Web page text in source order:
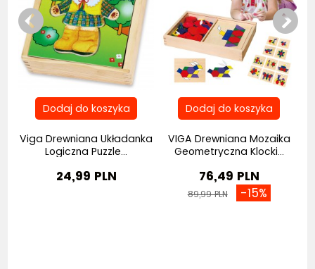
Viga Drewniana Układanka
Logiczna Puzzle...
24,99 PLN
VIGA Drewniana Mozaika
Geometryczna Klocki...
76,49 PLN
89,99 PLN -15%